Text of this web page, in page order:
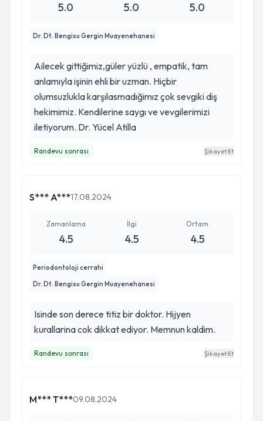
5.0 5.0 5.0
Dr. Dt. Bengisu Gergin Muayenehanesi
Ailecek gittiğimiz,güler yüzlü , empatik, tam
anlamıyla işinin ehli bir uzman. Hiçbir
olumsuzlukla karşılasmadığimız çok sevgiki diş
hekimimiz. Kendilerine saygı ve vevgilerimizi
iletiyorum. Dr. Yücel Atilla
Randevu sonrası Şikayet Et
S*** A***17.08.2024
Zamanlama
4.5
İlgi
4.5
Ortam
4.5
Periodontoloji cerrahi
Dr. Dt. Bengisu Gergin Muayenehanesi
Isinde son derece titiz bir doktor. Hijyen
kurallarina cok dikkat ediyor. Memnun kaldim.
Randevu sonrası Şikayet Et
M*** T***09.08.2024